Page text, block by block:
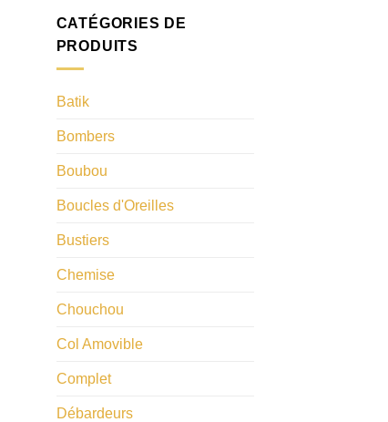
CATÉGORIES DE
PRODUITS
Batik
Bombers
Boubou
Boucles d'Oreilles
Bustiers
Chemise
Chouchou
Col Amovible
Complet
Débardeurs